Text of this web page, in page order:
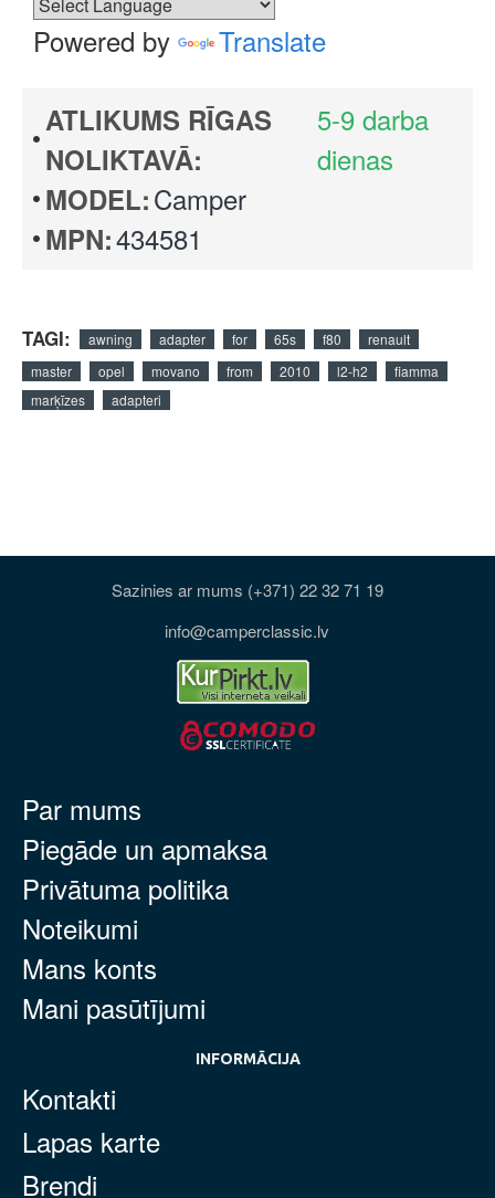
Powered by Translate
ATLIKUMS RĪGAS
NOLIKTAVĀ:
5-9 darba
dienas
MODEL:Camper
MPN:434581
TAGI: awning adapter for 65s f80
renault
master
opel movano from 2010 l2-h2
fiamma
marķīzes
adapteri
Sazinies ar mums (+371) 22 32 71 19
info@camperclassic.lv
Par mums
Piegāde un apmaksa
Privātuma politika
Noteikumi
Mans konts
Mani pasūtījumi
INFORMĀCIJA
Kontakti
Lapas karte
Brendi